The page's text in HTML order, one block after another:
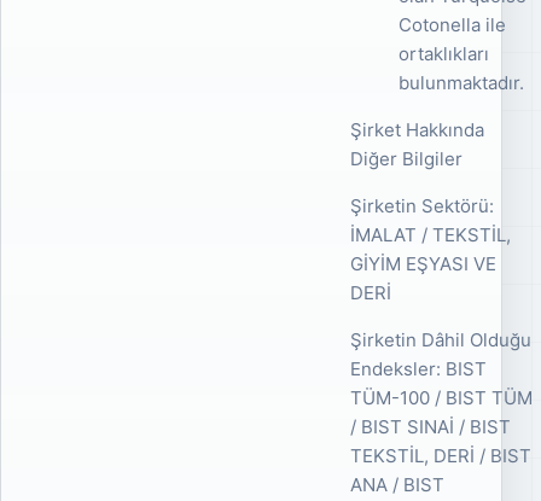
Cotonella ile
ortaklıkları
bulunmaktadır.
Şirket Hakkında
Diğer Bilgiler
Şirketin Sektörü:
İMALAT / TEKSTİL,
GİYİM EŞYASI VE
DERİ
Şirketin Dâhil Olduğu
Endeksler: BIST
TÜM-100 / BIST TÜM
/ BIST SINAİ / BIST
TEKSTİL, DERİ / BIST
ANA / BIST